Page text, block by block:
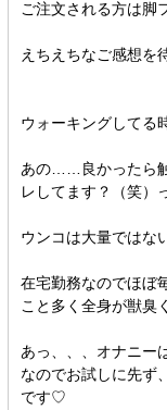
ご注文される方は脚
えちえちなご感想を
ウォーキングしてる
あの……良かったら
レしてます？（笑）
ウンコは大量ではな
在宅勤務なのでほぼ
こと多く全身が獣臭
あっ、、、オナニー
なのでお試しに先ず
です♡